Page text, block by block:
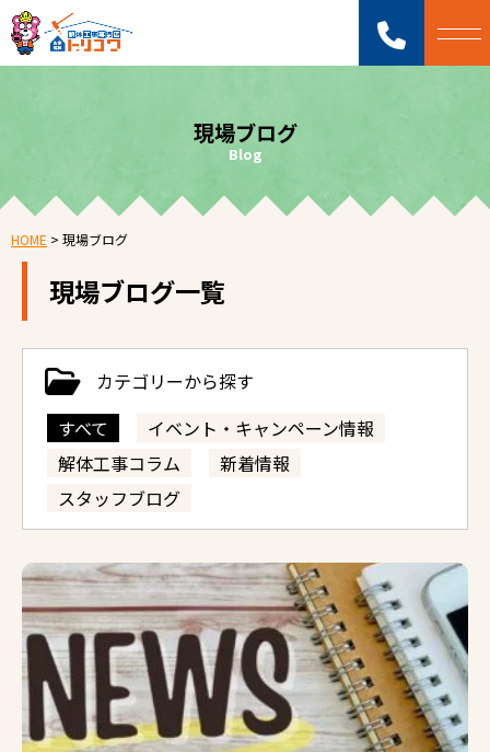
現場ブログ
Blog
HOME > 現場ブログ
現場ブログ一覧
カテゴリーから探す
すべて
イベント・キャンペーン情報
解体工事コラム
新着情報
スタッフブログ